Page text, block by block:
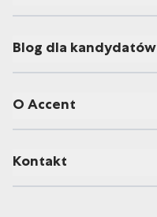
Blog dla kandydatów
O Accent
Kontakt